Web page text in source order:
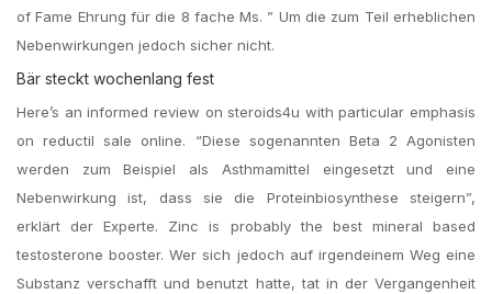
of Fame Ehrung für die 8 fache Ms. ” Um die zum Teil erheblichen
Nebenwirkungen jedoch sicher nicht.
Bär steckt wochenlang fest
Here’s an informed review on steroids4u with particular emphasis
on reductil sale online. “Diese sogenannten Beta 2 Agonisten
werden zum Beispiel als Asthmamittel eingesetzt und eine
Nebenwirkung ist, dass sie die Proteinbiosynthese steigern”,
erklärt der Experte. Zinc is probably the best mineral based
testosterone booster. Wer sich jedoch auf irgendeinem Weg eine
Substanz verschafft und benutzt hatte, tat in der Vergangenheit